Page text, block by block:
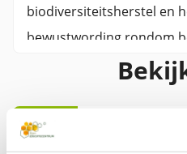
biodiversiteitsherstel en
bewustwording rondom
leefomgeving.Met een
plantenbiotechnologie en
jarenlange ervaring in